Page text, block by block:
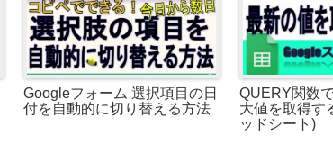
Googleフォーム 選択項目の日
付を自動的に切り替える方法
QUERY関数
大値を取得す
ッドシート)